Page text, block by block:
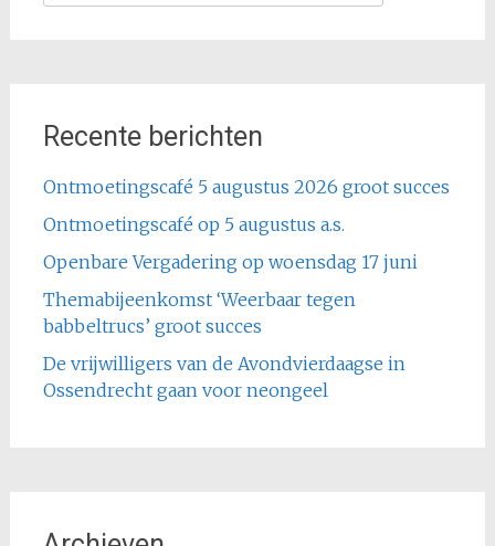
Recente berichten
Ontmoetingscafé 5 augustus 2026 groot succes
Ontmoetingscafé op 5 augustus a.s.
Openbare Vergadering op woensdag 17 juni
Themabijeenkomst ‘Weerbaar tegen
babbeltrucs’ groot succes
De vrijwilligers van de Avondvierdaagse in
Ossendrecht gaan voor neongeel